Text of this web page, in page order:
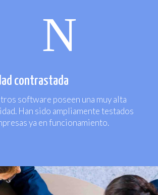
N
contrastada
software poseen una muy alta
Han sido ampliamente testados
ya en funcionamiento.